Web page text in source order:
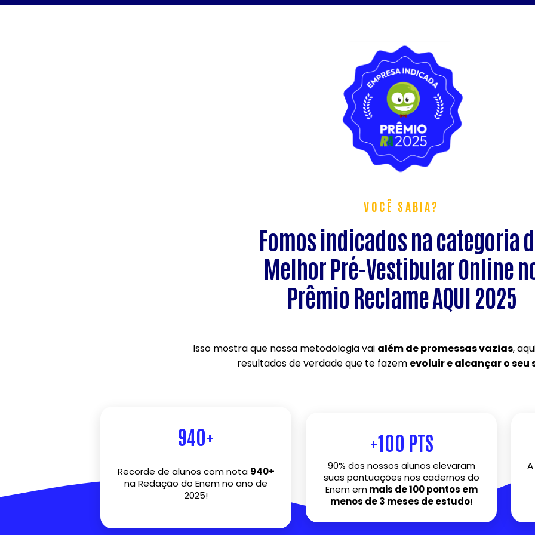
VOCÊ SABIA?
Fomos indicados na categoria
Melhor Pré-Vestibular Online
Prêmio Reclame AQUI 2025
Isso mostra que nossa metodologia vai além de promessas vazias,
resultados de verdade que te fazem evoluir e alcançar o seu
940+
Recorde de alunos com nota 940+
na Redação do Enem no ano de
2025!
+100 PTS
90% dos nossos alunos elevaram
suas pontuações nos cadernos do
Enem emmais de 100 pontos em
menos de 3 meses de estudo!